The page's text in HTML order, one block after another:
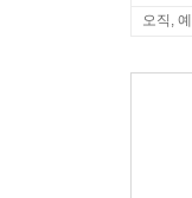
오직,